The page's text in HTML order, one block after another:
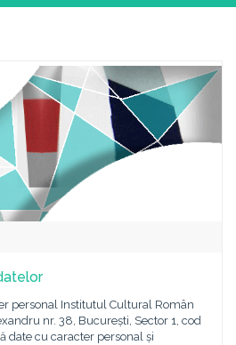
personal Institutul Cultural Român
nr. 38, București, Sector 1, cod
date cu caracter personal și